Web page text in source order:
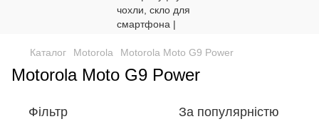
Каталог Motorola Motorola Moto G9 Power
Motorola Moto G9 Power
Фільтр За популярністю